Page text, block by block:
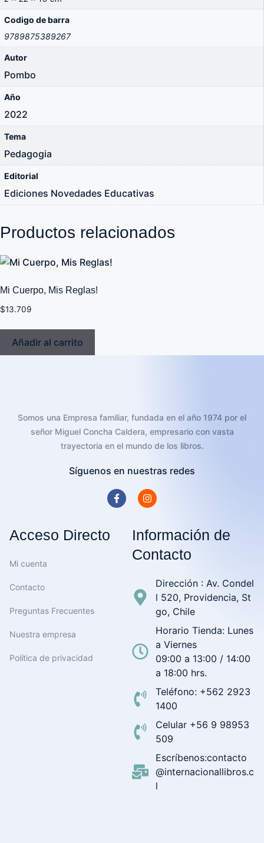
Codigo de barra
9789875389267
Autor
Pombo
Año
2022
Tema
Pedagogia
Editorial
Ediciones Novedades Educativas
Productos relacionados
Mi Cuerpo, Mis Reglas!
$13.709
Añadir al carrito
Somos una Empresa familiar, fundada en el año 1974 por el
señor Miguel Concha Caldera, empresario con vasta
trayectoria en el mundo de los libros.
Síguenos en nuestras redes
Acceso Directo
Mi cuenta
Contacto
Preguntas Frecuentes
Nuestra empresa
Política de privacidad
Información de
Contacto
Dirección : Av. Condel
l 520, Providencia, St
go, Chile
Horario Tienda: Lunes
a Viernes
09:00 a 13:00 / 14:00
a 18:00 hrs.
Teléfono: +562 2923
1400
Celular +56 9 98953
509
Escríbenos:contacto
@internacionallibros.c
l